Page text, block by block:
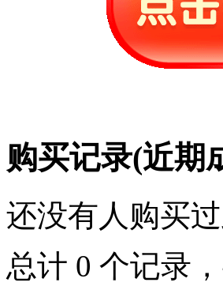
购买记录(近期
还没有人购买
总计 0 个记录